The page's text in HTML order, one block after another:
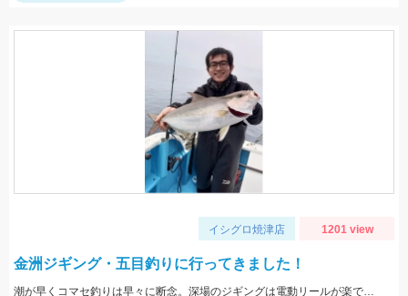
イシグロ焼津店 1201 view
金洲ジギング・五目釣りに行ってきました！
潮が早くコマセ釣りは早々に断念。深場のジギングは電動リールが楽でした。